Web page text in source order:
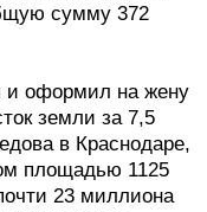
сумму 372
и оформил на жену
земли за 7,5
в Краснодаре,
площадью 1125
23 миллиона